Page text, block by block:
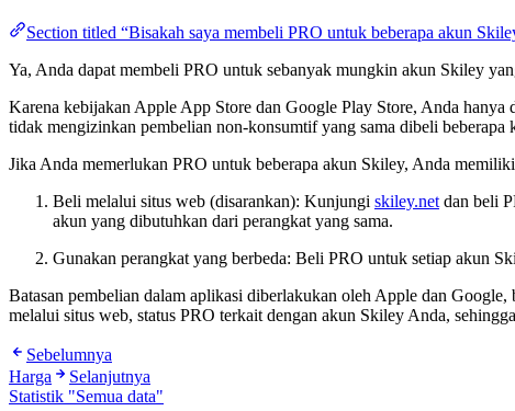
Section titled “Bisakah saya membeli PRO untuk beberapa akun
Ya, Anda dapat membeli PRO untuk sebanyak mungkin akun Skiley
Karena kebijakan Apple App Store dan Google Play Store, Anda hanya
tidak mengizinkan pembelian non-konsumtif yang sama dibeli beberapa
Jika Anda memerlukan PRO untuk beberapa akun Skiley, Anda
Beli melalui situs web (disarankan): Kunjungi skiley.net dan beli
akun yang dibutuhkan dari perangkat yang sama.
Gunakan perangkat yang berbeda: Beli PRO untuk setiap akun
Batasan pembelian dalam aplikasi diberlakukan oleh Apple dan
melalui situs web, status PRO terkait dengan akun Skiley Anda,
Sebelumnya
Harga
Selanjutnya
Statistik "Semua data"